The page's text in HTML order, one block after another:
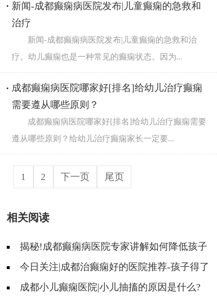
新闻-成都癫痫病医院发布|儿童癫痫的急救和
治疗
新闻-成都癫痫病医院发布|儿童癫痫的急救和治
疗。幼儿癫痫也是一种常见的癫痫状态。因为...
成都癫痫病医院哪家好[排名]给幼儿治疗癫痫
需要遵从哪些原则？
成都癫痫病医院哪家好[排名]给幼儿治疗癫痫需要
遵从哪些原则？给幼儿治疗癫痫家长一定要...
1 2 下一页 尾页
相关阅读
揭秘!成都癫痫病医院专家讲解如何降低孩子
癫痫病的发作次数?
今日关注|成都治癫痫好的医院推荐-孩子得了
癫痫还能不能再上学?
成都小儿癫痫医院|小儿抽搐的原因是什么?